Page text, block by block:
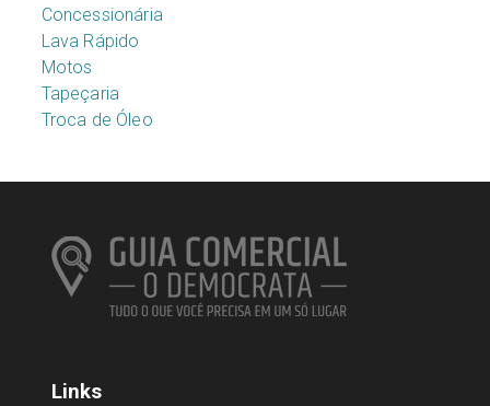
Concessionária
Lava Rápido
Motos
Tapeçaria
Troca de Óleo
Links